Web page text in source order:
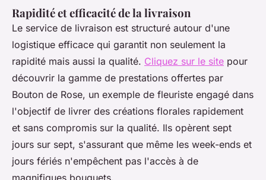
Rapidité et efficacité de la livraison
Le service de livraison est structuré autour d'une
logistique efficace qui garantit non seulement la
rapidité mais aussi la qualité. Cliquez sur le site pour
découvrir la gamme de prestations offertes par
Bouton de Rose, un exemple de fleuriste engagé dans
l'objectif de livrer des créations florales rapidement
et sans compromis sur la qualité. Ils opèrent sept
jours sur sept, s'assurant que même les week-ends et
jours fériés n'empêchent pas l'accès à de
magnifiques bouquets.